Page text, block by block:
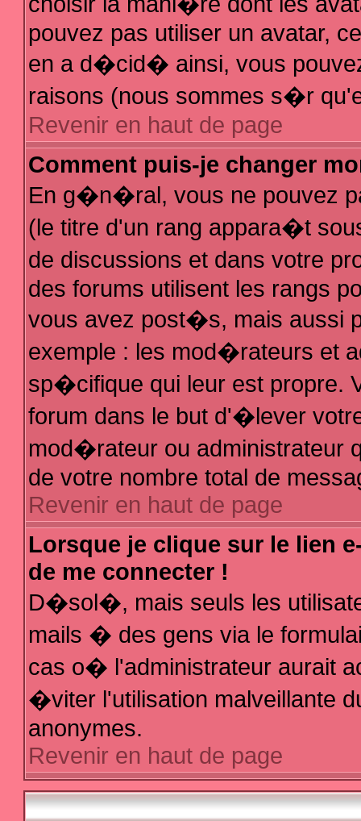
pouvez pas utiliser un avatar,
en a d�cid� ainsi, vous
raisons (nous sommes s�r
Revenir en haut de page
Comment puis-je changer
En g�n�ral, vous ne pouvez
(le titre d'un rang appara�t
de discussions et dans votre
des forums utilisent les rangs
vous avez post�s, mais aussi
exemple : les mod�rateurs et
sp�cifique qui leur est propre.
forum dans le but d'�lever
mod�rateur ou administrateur
de votre nombre total de
Revenir en haut de page
Lorsque je clique sur le lien
de me connecter !
D�sol�, mais seuls les
mails � des gens via le
cas o� l'administrateur aurait
�viter l'utilisation malveillante
anonymes.
Revenir en haut de page